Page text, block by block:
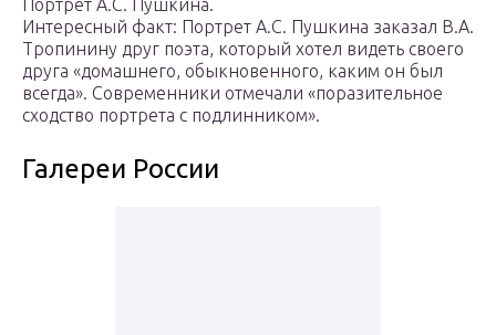
Портрет А.С. Пушкина.
Интересный факт: Портрет А.С. Пушкина заказал В.А.
Тропинину друг поэта, который хотел видеть своего
друга «домашнего, обыкновенного, каким он был
всегда». Современники отмечали «поразительное
сходство портрета с подлинником».
Галереи России